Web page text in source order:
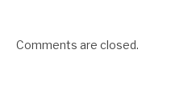
Comments are closed.